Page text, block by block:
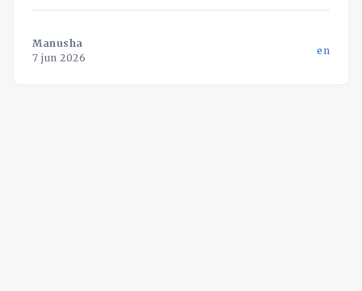
Manusha
7 jun 2026
en